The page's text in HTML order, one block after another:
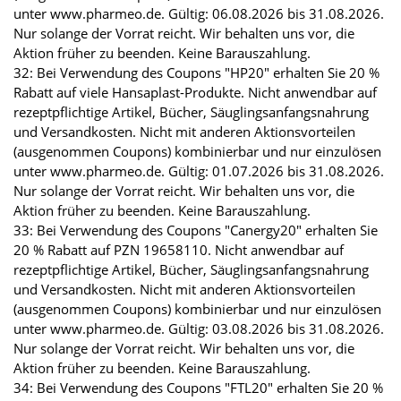
unter www.pharmeo.de. Gültig: 06.08.2026 bis 31.08.2026.
Nur solange der Vorrat reicht. Wir behalten uns vor, die
Aktion früher zu beenden. Keine Barauszahlung.
32: Bei Verwendung des Coupons "HP20" erhalten Sie 20 %
Rabatt auf viele Hansaplast-Produkte. Nicht anwendbar auf
rezeptpflichtige Artikel, Bücher, Säuglingsanfangsnahrung
und Versandkosten. Nicht mit anderen Aktionsvorteilen
(ausgenommen Coupons) kombinierbar und nur einzulösen
unter www.pharmeo.de. Gültig: 01.07.2026 bis 31.08.2026.
Nur solange der Vorrat reicht. Wir behalten uns vor, die
Aktion früher zu beenden. Keine Barauszahlung.
33: Bei Verwendung des Coupons "Canergy20" erhalten Sie
20 % Rabatt auf PZN 19658110. Nicht anwendbar auf
rezeptpflichtige Artikel, Bücher, Säuglingsanfangsnahrung
und Versandkosten. Nicht mit anderen Aktionsvorteilen
(ausgenommen Coupons) kombinierbar und nur einzulösen
unter www.pharmeo.de. Gültig: 03.08.2026 bis 31.08.2026.
Nur solange der Vorrat reicht. Wir behalten uns vor, die
Aktion früher zu beenden. Keine Barauszahlung.
34: Bei Verwendung des Coupons "FTL20" erhalten Sie 20 %